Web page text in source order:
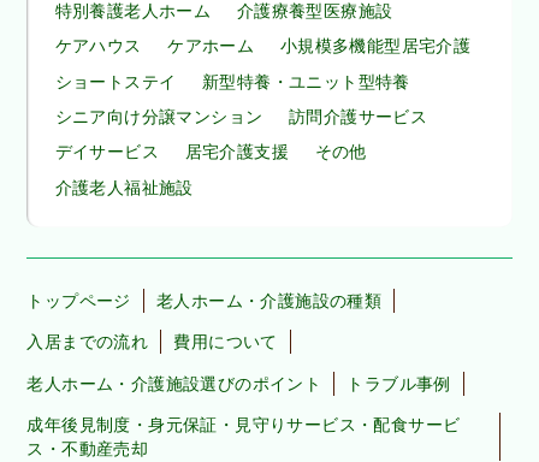
特別養護老人ホーム
介護療養型医療施設
ケアハウス
ケアホーム
小規模多機能型居宅介護
ショートステイ
新型特養・ユニット型特養
シニア向け分譲マンション
訪問介護サービス
デイサービス
居宅介護支援
その他
介護老人福祉施設
トップページ 老人ホーム・介護施設の種類
入居までの流れ 費用について
老人ホーム・介護施設選びのポイント トラブル事例
成年後見制度・身元保証・見守りサービス・配食サービ
ス・不動産売却